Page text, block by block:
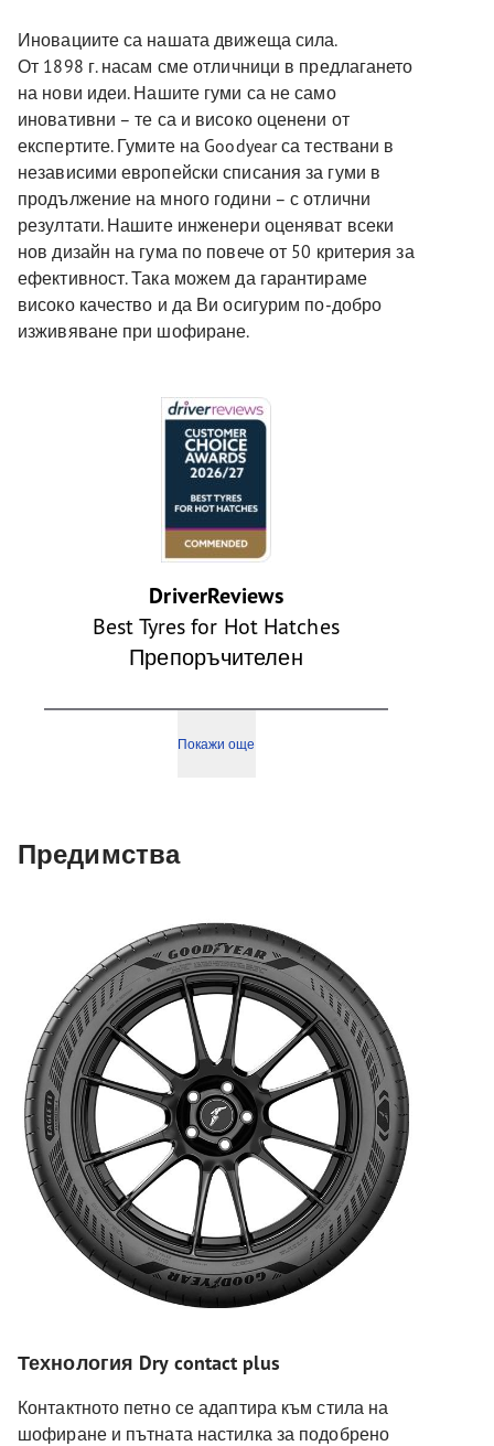
Иновациите са нашата движеща сила.
От 1898 г. насам сме отличници в предлагането
на нови идеи. Нашите гуми са не само
иновативни – те са и високо оценени от
експертите. Гумите на Goodyear са тествани в
независими европейски списания за гуми в
продължение на много години – с отлични
резултати. Нашите инженери оценяват всеки
нов дизайн на гума по повече от 50 критерия за
ефективност. Така можем да гарантираме
високо качество и да Ви осигурим по-добро
изживяване при шофиране.
DriverReviews
Best Tyres for Hot Hatches
Препоръчителен
Покажи още
Предимства
Технология Dry contact plus
Контактното петно се адаптира към стила на
шофиране и пътната настилка за подобрено